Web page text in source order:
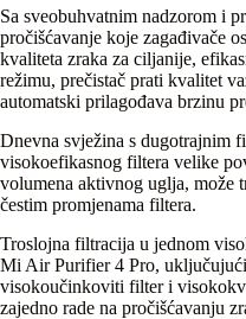
Sa sveobuhvatnim nadzorom i
pročišćavanje koje zagađivače
kvaliteta zraka za ciljanije,
režimu, prečistač prati kvalitet
automatski prilagođava brzinu
Dnevna svježina s dugotrajnim
visokoefikasnog filtera velike
volumena aktivnog uglja, može
čestim promjenama filtera.
Troslojna filtracija u jednom
Mi Air Purifier 4 Pro,
visokoučinkoviti filter i
zajedno rade na pročišćavanju